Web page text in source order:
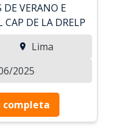
VERANO E
CAP DE LA DRELP
Lima
2025
completa